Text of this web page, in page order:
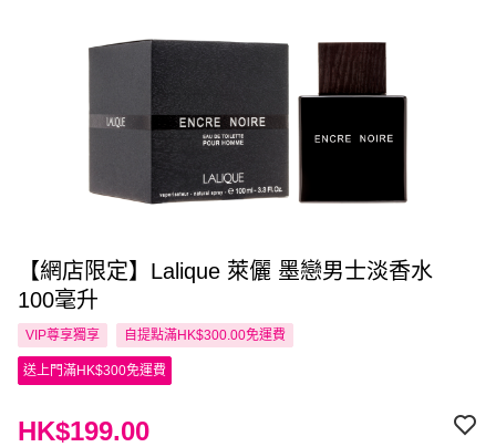
【網店限定】Lalique 萊儷 墨戀男士淡香水
100毫升
VIP尊享獨享 自提點滿HK$300.00免運費
送上門滿HK$300免運費
HK$199.00